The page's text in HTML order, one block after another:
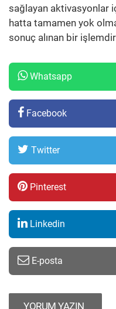
sağlayan aktivasyonlar
hatta tamamen yok
sonuç alınan bir
Whatsapp
Facebook
Twitter
Pinterest
Linkedin
E-posta
YORUM YAZIN